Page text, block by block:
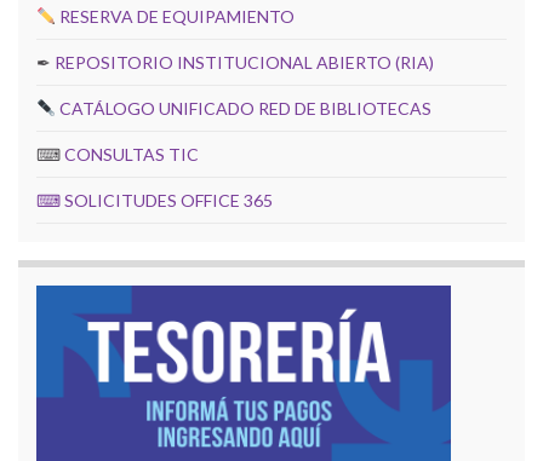
RESERVA DE EQUIPAMIENTO
✒ REPOSITORIO INSTITUCIONAL ABIERTO (RIA)
CATÁLOGO UNIFICADO RED DE BIBLIOTECAS
⌨CONSULTAS TIC
⌨SOLICITUDES OFFICE 365